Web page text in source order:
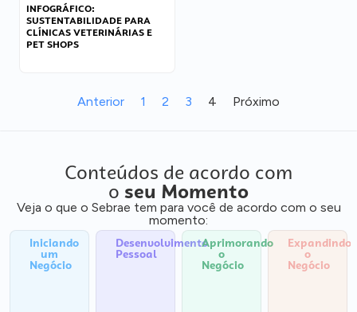
INFOGRÁFICO:
SUSTENTABILIDADE PARA
CLÍNICAS VETERINÁRIAS E
PET SHOPS
Anterior 1 2 3 4 Próximo
Conteúdos de acordo com
o seu Momento
Veja o que o Sebrae tem para você de acordo com o seu
momento:
Iniciando
um
Negócio
Desenvolvimento
Pessoal
Aprimorando
o
Negócio
Expandindo
o
Negócio